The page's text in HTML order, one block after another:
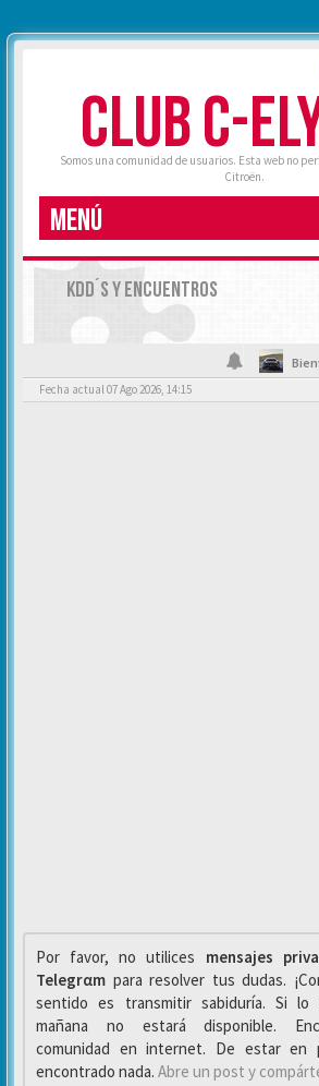
CLUB C-
Somos una comunidad de usuarios. Esta web no
Citroën.
MENÚ
KDD´S Y ENCUENTROS
Fecha actual 07 Ago 2026, 14:15
Por favor, no utilices mensajes
Telegrαm para resolver tus dudas.
sentido es transmitir sabiduría. Si lo
mañana no estará disponible.
comunidad en internet. De estar en
encontrado nada. Abre un post y